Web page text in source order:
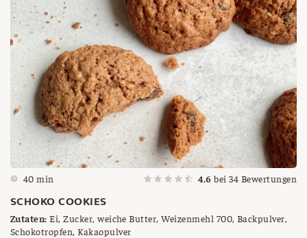
40 min 4.6 bei34 Bewertungen
SCHOKO COOKIES
Zutaten: Ei, Zucker, weiche Butter, Weizenmehl 700, Backpulver,
Schokotropfen, Kakaopulver